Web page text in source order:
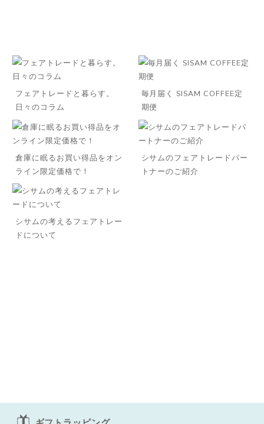
フェアトレードと暮らす。
日々のコラム
毎月届く SISAM COFFEE定
期便
倉庫に眠るお買い得品をオン
ライン限定価格で！
シサムのフェアトレードパー
トナーのご紹介
シサムの考えるフェアトレー
ドについて